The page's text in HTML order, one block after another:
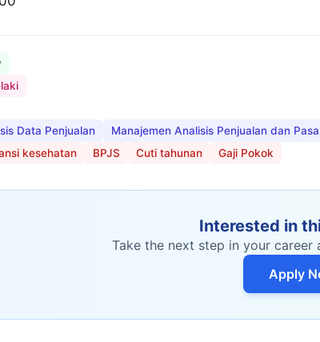
Data Penjualan Manajemen Analisis Penjualan dan
kesehatan BPJS Cuti tahunan Gaji Pokok
Interested in
Take the next step in your
Apply